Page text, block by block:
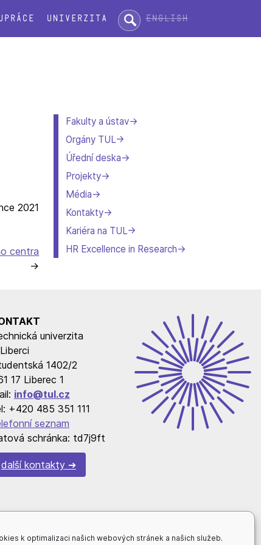
k optimalizaci našich webových stránek a našich služeb.
Univerzita Hledat:English
Fakulty a ústav
Orgány TUL
Úřední deska
Projekty
Média
Kontakty
Kariéra na TUL
HR Excellence in Research
2021
centra
univerzita
1402/2
17 Liberec 1
info@tul.cz
+420 485 351 111
seznam
schránka: td7j9ft
další kontakty